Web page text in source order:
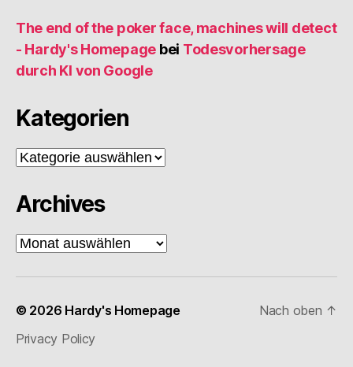
The end of the poker face, machines will detect
- Hardy's Homepage bei Todesvorhersage
durch KI von Google
Kategorien
Kategorien
Archives
Archives
© 2026 Hardy's Homepage
Privacy Policy
Nach oben ↑